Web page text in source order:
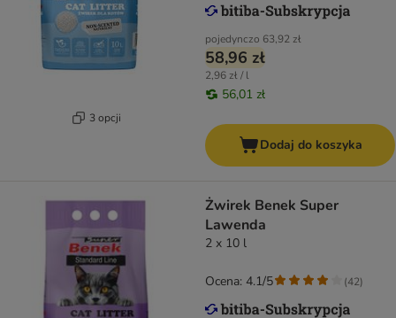
3 opcji
pojedynczo 63,92 zł
58,96 zł
2,96 zł / l
56,01 zł
Dodaj do koszyka
Żwirek Benek Super
Lawenda
2 x 10 l
Ocena: 4.1/5 (42)